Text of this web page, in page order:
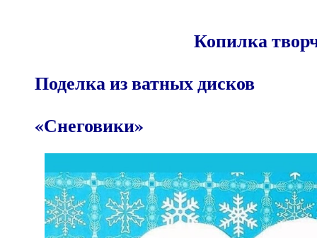
Копилка
Поделка из
«Снеговики»